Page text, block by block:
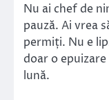
Nu ai chef de
pauză. Ai vrea
permiți. Nu e
doar o
lună.